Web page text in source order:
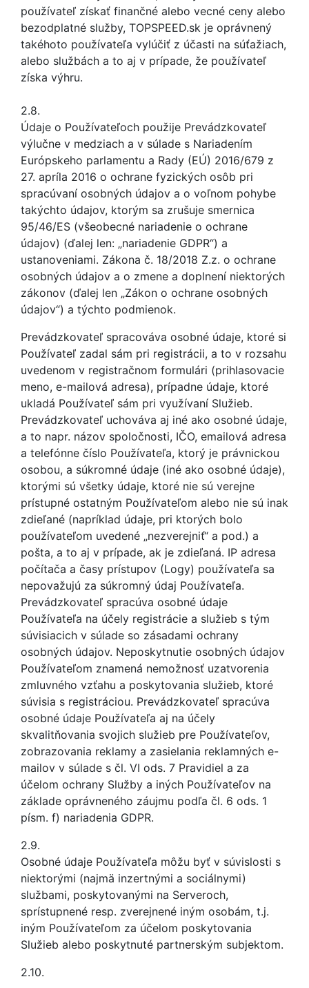
používateľ získať finančné alebo vecné ceny alebo
bezodplatné služby, TOPSPEED.sk je oprávnený
takéhoto používateľa vylúčiť z účasti na súťažiach,
alebo službách a to aj v prípade, že používateľ
získa výhru.
2.8.
Údaje o Používateľoch použije Prevádzkovateľ
výlučne v medziach a v súlade s Nariadením
Európskeho parlamentu a Rady (EÚ) 2016/679 z
27. apríla 2016 o ochrane fyzických osôb pri
spracúvaní osobných údajov a o voľnom pohybe
takýchto údajov, ktorým sa zrušuje smernica
95/46/ES (všeobecné nariadenie o ochrane
údajov) (ďalej len: „nariadenie GDPR“) a
ustanoveniami. Zákona č. 18/2018 Z.z. o ochrane
osobných údajov a o zmene a doplnení niektorých
zákonov (ďalej len „Zákon o ochrane osobných
údajov“) a týchto podmienok.
Prevádzkovateľ spracováva osobné údaje, ktoré si
Používateľ zadal sám pri registrácii, a to v rozsahu
uvedenom v registračnom formulári (prihlasovacie
meno, e-mailová adresa), prípadne údaje, ktoré
ukladá Používateľ sám pri využívaní Služieb.
Prevádzkovateľ uchováva aj iné ako osobné údaje,
a to napr. názov spoločnosti, IČO, emailová adresa
a telefónne číslo Používateľa, ktorý je právnickou
osobou, a súkromné údaje (iné ako osobné údaje),
ktorými sú všetky údaje, ktoré nie sú verejne
prístupné ostatným Používateľom alebo nie sú inak
zdieľané (napríklad údaje, pri ktorých bolo
používateľom uvedené „nezverejniť“ a pod.) a
pošta, a to aj v prípade, ak je zdieľaná. IP adresa
počítača a časy prístupov (Logy) používateľa sa
nepovažujú za súkromný údaj Používateľa.
Prevádzkovateľ spracúva osobné údaje
Používateľa na účely registrácie a služieb s tým
súvisiacich v súlade so zásadami ochrany
osobných údajov. Neposkytnutie osobných údajov
Používateľom znamená nemožnosť uzatvorenia
zmluvného vzťahu a poskytovania služieb, ktoré
súvisia s registráciou. Prevádzkovateľ spracúva
osobné údaje Používateľa aj na účely
skvalitňovania svojich služieb pre Používateľov,
zobrazovania reklamy a zasielania reklamných e-
mailov v súlade s čl. VI ods. 7 Pravidiel a za
účelom ochrany Služby a iných Používateľov na
základe oprávneného záujmu podľa čl. 6 ods. 1
písm. f) nariadenia GDPR.
2.9.
Osobné údaje Používateľa môžu byť v súvislosti s
niektorými (najmä inzertnými a sociálnymi)
službami, poskytovanými na Serveroch,
sprístupnené resp. zverejnené iným osobám, t.j.
iným Používateľom za účelom poskytovania
Služieb alebo poskytnuté partnerským subjektom.
2.10.